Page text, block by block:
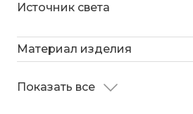
Источник света
Материал изделия
Показать все